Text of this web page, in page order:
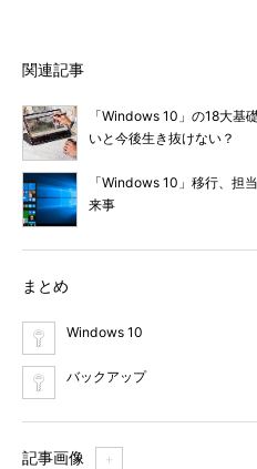
関連記事
「Windows 10」の18大
いと今後生き抜けない？
「Windows 10」移行、担
来事
まとめ
Windows 10
バックアップ
記事画像 ＋